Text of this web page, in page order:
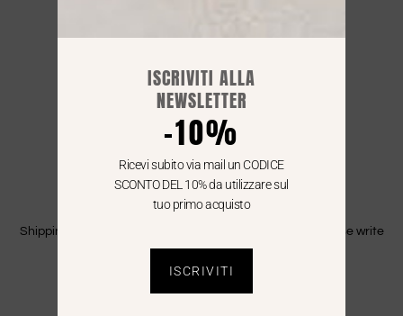
Mar - Sab : 09:00 / 12.30 - 15.30 / 19:30
SPEDIZIONI GRATIS IN TUTTA ITALIA
Per le consegne in Italia
i nostri corrieri arrivano entro le 24/48 h
WE SHIP ALL OVER EUROPE
Shipping is free only in Italy. For Extra CEE countries please write
an email to info@saaale.it to get a quote.
ISCRIVITI ALLA
NEWSLETTER
-10%
Ricevi subito via mail un CODICE
SCONTO DEL 10% da utilizzare sul
tuo primo acquisto
ISCRIVITI